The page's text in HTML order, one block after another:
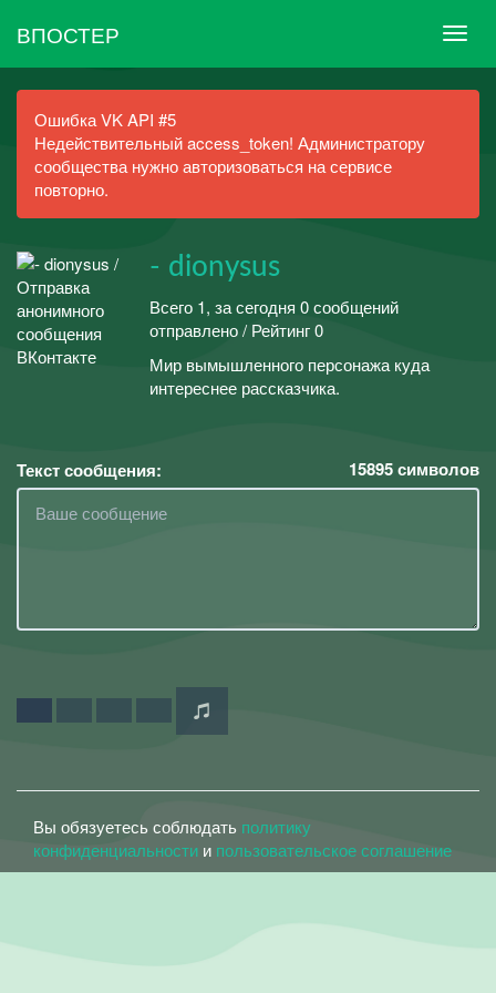
ВПОСТЕР
Ошибка VK API #5
Недействительный access_token! Администратору
сообщества нужно авторизоваться на сервисе
повторно.
- dionysus
Всего 1, за сегодня 0 сообщений
отправлено / Рейтинг 0
Мир вымышленного персонажа куда
интереснее рассказчика.
Текст сообщения: 15895символов
Вы обязуетесь соблюдать политику
конфиденциальности и пользовательское соглашение